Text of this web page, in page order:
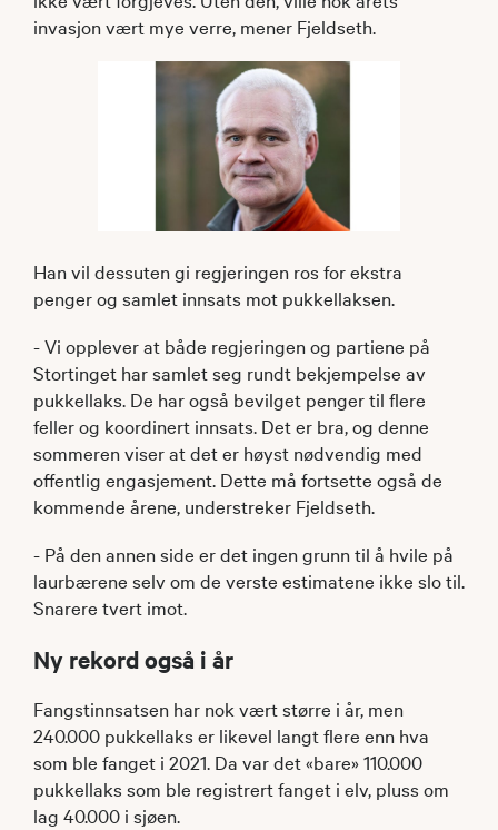
invasjon vært mye verre, mener Fjeldseth.
Han vil dessuten gi regjeringen ros for ekstra
penger og samlet innsats mot pukkellaksen.
- Vi opplever at både regjeringen og partiene på
Stortinget har samlet seg rundt bekjempelse av
pukkellaks. De har også bevilget penger til flere
feller og koordinert innsats. Det er bra, og denne
sommeren viser at det er høyst nødvendig med
offentlig engasjement. Dette må fortsette også de
kommende årene, understreker Fjeldseth.
- På den annen side er det ingen grunn til å hvile på
laurbærene selv om de verste estimatene ikke slo til.
Snarere tvert imot.
Ny rekord også i år
Fangstinnsatsen har nok vært større i år, men
240.000 pukkellaks er likevel langt flere enn hva
som ble fanget i 2021. Da var det «bare» 110.000
pukkellaks som ble registrert fanget i elv, pluss om
lag 40.000 i sjøen.